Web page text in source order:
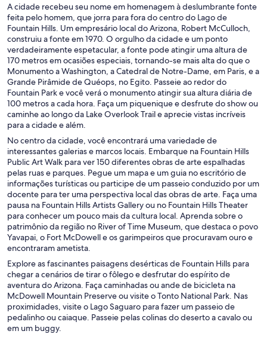
A cidade recebeu seu nome em homenagem à deslumbrante fonte
feita pelo homem, que jorra para fora do centro do Lago de
Fountain Hills. Um empresário local do Arizona, Robert McCulloch,
construiu a fonte em 1970. O orgulho da cidade e um ponto
verdadeiramente espetacular, a fonte pode atingir uma altura de
170 metros em ocasiões especiais, tornando-se mais alta do que o
Monumento a Washington, a Catedral de Notre-Dame, em Paris, e a
Grande Pirâmide de Quéops, no Egito. Passeie ao redor do
Fountain Park e você verá o monumento atingir sua altura diária de
100 metros a cada hora. Faça um piquenique e desfrute do show ou
caminhe ao longo da Lake Overlook Trail e aprecie vistas incríveis
para a cidade e além.
No centro da cidade, você encontrará uma variedade de
interessantes galerias e marcos locais. Embarque na Fountain Hills
Public Art Walk para ver 150 diferentes obras de arte espalhadas
pelas ruas e parques. Pegue um mapa e um guia no escritório de
informações turísticas ou participe de um passeio conduzido por um
docente para ter uma perspectiva local das obras de arte. Faça uma
pausa na Fountain Hills Artists Gallery ou no Fountain Hills Theater
para conhecer um pouco mais da cultura local. Aprenda sobre o
patrimônio da região no River of Time Museum, que destaca o povo
Yavapai, o Fort McDowell e os garimpeiros que procuravam ouro e
encontraram ametista.
Explore as fascinantes paisagens desérticas de Fountain Hills para
chegar a cenários de tirar o fôlego e desfrutar do espírito de
aventura do Arizona. Faça caminhadas ou ande de bicicleta na
McDowell Mountain Preserve ou visite o Tonto National Park. Nas
proximidades, visite o Lago Saguaro para fazer um passeio de
pedalinho ou caiaque. Passeie pelas colinas do deserto a cavalo ou
em um buggy.